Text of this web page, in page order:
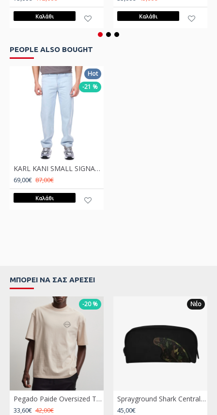
Καλάθι Καλάθι
PEOPLE ALSO BOUGHT
Hot
-21 %
KARL KANI SMALL SIGNATURE BAGGY FIVE POCKET DENIM BLEACHED BLUE Μπλε
69,00€ 87,00€
Καλάθι
ΜΠΟΡΕΊ ΝΑ ΣΑΣ ΑΡΈΣΕΙ
-20 %
Pegado Paide Oversized Tea Washed Cream Μπεζ
33,60€ 42,00€
Νέο
Sprayground Shark Central Black Nylon Camo Embossed Shark Pouch Μαύρο
45,00€